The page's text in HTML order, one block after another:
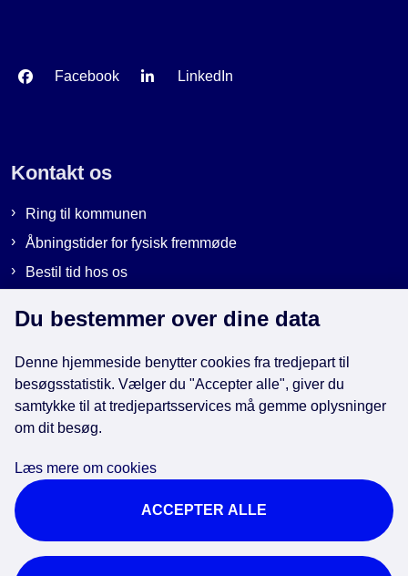
Facebook LinkedIn
Kontakt os
Ring til kommunen
Åbningstider for fysisk fremmøde
Bestil tid hos os
Genveje
EAN-numre i kommunen
Cookies
Tilgængelighedserklæring
Brug af kunstig intelligens
Du bestemmer over dine data
Denne hjemmeside benytter cookies fra tredjepart til
besøgsstatistik. Vælger du "Accepter alle", giver du
samtykke til at tredjepartsservices må gemme oplysninger
om dit besøg.
Læs mere om cookies
ACCEPTER ALLE